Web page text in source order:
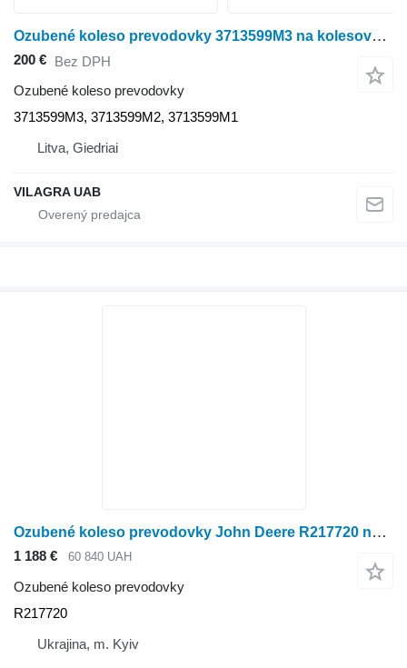
Ozubené koleso prevodovky 3713599M3 na kolesového traktora Massey Ferguson 3050,3055,3065,3070,3075,3080,3090,3095,3115,3120,3125,6110,6120,6130,6140,6150,6160,6170,6180,6190
200 € Bez DPH
Ozubené koleso prevodovky
3713599M3, 3713599M2, 3713599M1
Litva, Giedriai
VILAGRA UAB
Ozubené koleso prevodovky John Deere R217720 na kolesového traktora John Deere
1 188 € 60 840 UAH
Ozubené koleso prevodovky
R217720
Ukrajina, m. Kyiv